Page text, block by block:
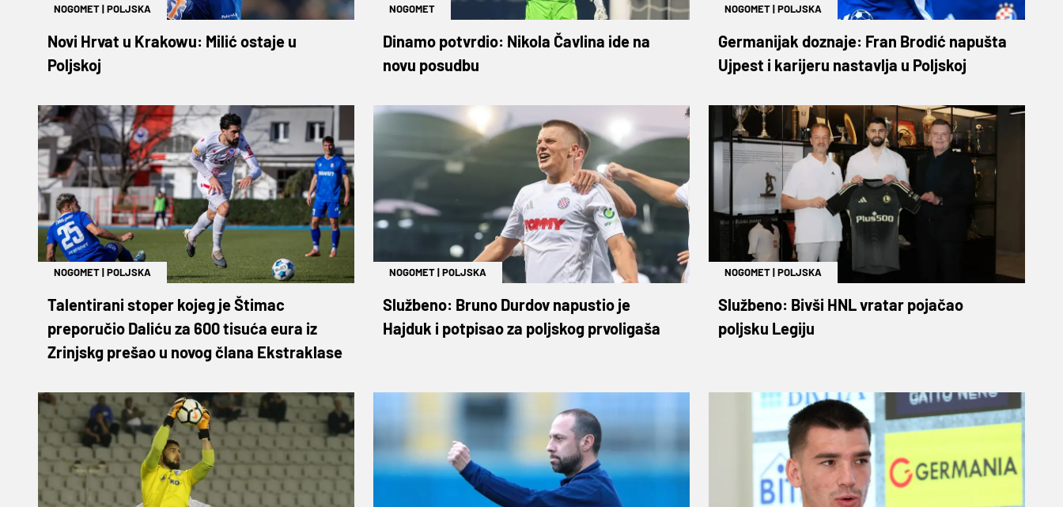
NOGOMET|POLJSKA
Novi Hrvat u Krakowu: Milić ostaje u
Poljskoj
NOGOMET
Dinamo potvrdio: Nikola Čavlina ide na
novu posudbu
NOGOMET|POLJSKA
Germanijak doznaje: Fran Brodić napušta
Ujpest i karijeru nastavlja u Poljskoj
NOGOMET|POLJSKA
Talentirani stoper kojeg je Štimac
preporučio Daliću za 600 tisuća eura iz
Zrinjskg prešao u novog člana Ekstraklase
NOGOMET|POLJSKA
Službeno: Bruno Durdov napustio je
Hajduk i potpisao za poljskog prvoligaša
NOGOMET|POLJSKA
Službeno: Bivši HNL vratar pojačao
poljsku Legiju